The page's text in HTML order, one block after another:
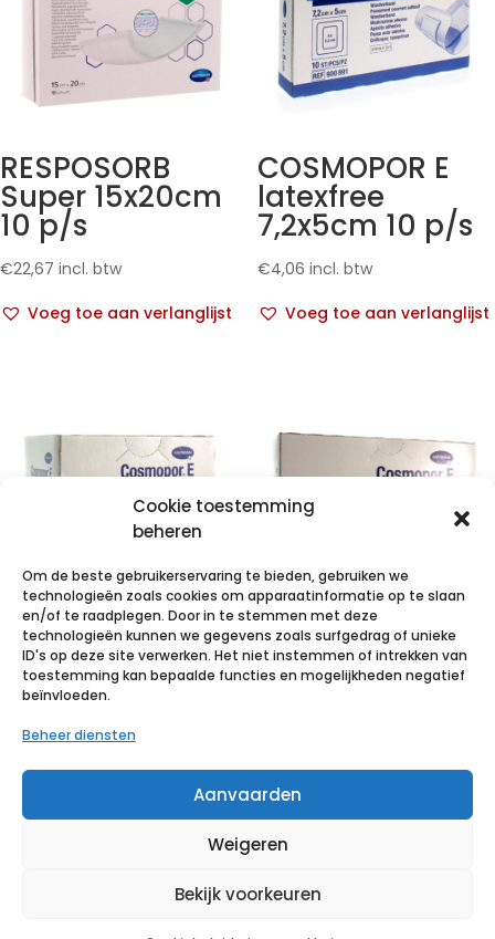
Cookie toestemming
beheren
Om de beste gebruikerservaring te bieden, gebruiken we
technologieën zoals cookies om apparaatinformatie op te slaan
en/of te raadplegen. Door in te stemmen met deze
technologieën kunnen we gegevens zoals surfgedrag of unieke
ID's op deze site verwerken. Het niet instemmen of intrekken van
toestemming kan bepaalde functies en mogelijkheden negatief
beïnvloeden.
Beheer diensten
Aanvaarden
Weigeren
Bekijk voorkeuren
RESPOSORB
Super 15x20cm
10 p/s
€22,67 incl. btw
Voeg toe aan verlanglijst
COSMOPOR E
latexfree
7,2x5cm 10 p/s
€4,06 incl. btw
Voeg toe aan verlanglijst
COSMOPOR E
latexfree
7,2x5cm 50 p/s
Voeg toe aan verlanglijst
COSMOPOR E
latexfree
Voeg toe aan verlanglijst